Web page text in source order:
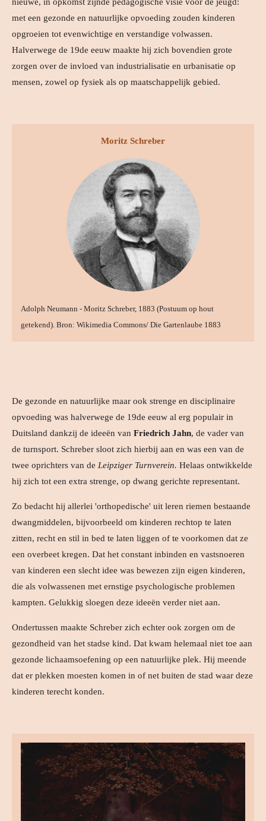
met een gezonde en natuurlijke opvoeding zouden kinderen
opgroeien tot evenwichtige en verstandige volwassen.
Halverwege de 19de eeuw maakte hij zich bovendien grote
zorgen over de invloed van industrialisatie en urbanisatie op
mensen, zowel op fysiek als op maatschappelijk gebied.
Moritz Schreber
Adolph Neumann - Moritz Schreber, 1883 (Postuum op hout
getekend). Bron: Wikimedia Commons/ Die Gartenlaube 1883
De gezonde en natuurlijke maar ook strenge en disciplinaire
opvoeding was halverwege de 19de eeuw al erg populair in
Duitsland dankzij de ideeën van Friedrich Jahn, de vader van
de turnsport. Schreber sloot zich hierbij aan en was een van de
twee oprichters van de Leipziger Turnverein. Helaas ontwikkelde
hij zich tot een extra strenge, op dwang gerichte representant.
Zo bedacht hij allerlei 'orthopedische' uit leren riemen bestaande
dwangmiddelen, bijvoorbeeld om kinderen rechtop te laten
zitten, recht en stil in bed te laten liggen of te voorkomen dat ze
een overbeet kregen. Dat het constant inbinden en vastsnoeren
van kinderen een slecht idee was bewezen zijn eigen kinderen,
die als volwassenen met ernstige psychologische problemen
kampten. Gelukkig sloegen deze ideeën verder niet aan.
Ondertussen maakte Schreber zich echter ook zorgen om de
gezondheid van het stadse kind. Dat kwam helemaal niet toe aan
gezonde lichaamsoefening op een natuurlijke plek. Hij meende
dat er plekken moesten komen in of net buiten de stad waar deze
kinderen terecht konden.